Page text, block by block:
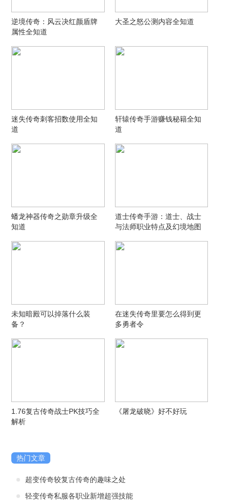
逆境传奇：风云决红颜盾牌
属性全知道
大圣之怒公测内容全知道
迷失传奇刺客招数使用全知
道
轩辕传奇手游赚钱秘籍全知
道
蟠龙神器传奇之勋章升级全
知道
道士传奇手游：道士、战士
与法师职业特点及幻境地图
未知暗殿可以掉落什么装
备？
在迷失传奇里要怎么得到更
多勇者令
1.76复古传奇战士PK技巧全
解析
《屠龙破晓》好不好玩
热门文章
超变传奇较复古传奇的趣味之处
轻变传奇私服各职业新增超强技能